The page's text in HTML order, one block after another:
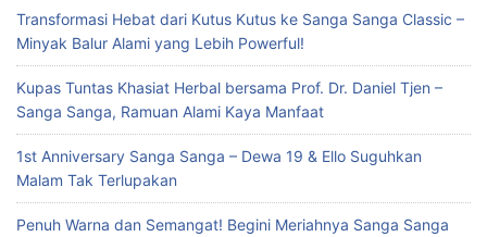
Transformasi Hebat dari Kutus Kutus ke Sanga Sanga Classic –
Minyak Balur Alami yang Lebih Powerful!
Kupas Tuntas Khasiat Herbal bersama Prof. Dr. Daniel Tjen –
Sanga Sanga, Ramuan Alami Kaya Manfaat
1st Anniversary Sanga Sanga – Dewa 19 & Ello Suguhkan
Malam Tak Terlupakan
Penuh Warna dan Semangat! Begini Meriahnya Sanga Sanga